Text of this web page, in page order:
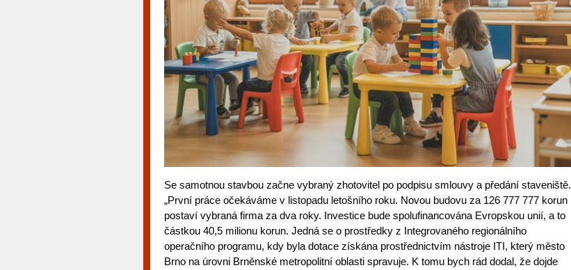
Se samotnou stavbou začne vybraný zhotovitel po podpisu smlouvy a předání staveniště.
„První práce očekáváme v listopadu letošního roku. Novou budovu za 126 777 777 korun
postaví vybraná firma za dva roky. Investice bude spolufinancována Evropskou unií, a to
částkou 40,5 milionu korun. Jedná se o prostředky z Integrovaného regionálního
operačního programu, kdy byla dotace získána prostřednictvím nástroje ITI, který město
Brno na úrovni Brněnské metropolitní oblasti spravuje. K tomu bych rád dodal, že dojde